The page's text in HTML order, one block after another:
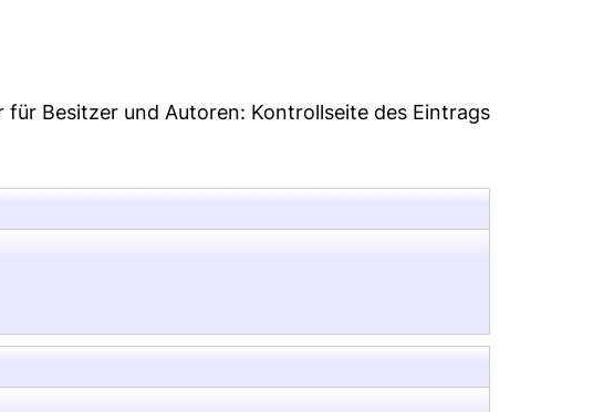
für Besitzer und Autoren: Kontrollseite des Eintrags